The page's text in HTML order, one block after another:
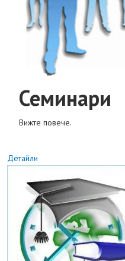
Семинари
Вижте повече.
Детайли